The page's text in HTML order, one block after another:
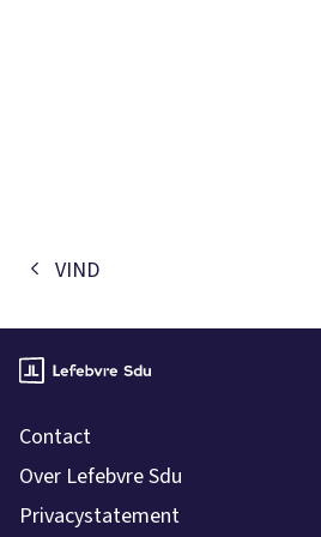
VIND
Contact
Over Lefebvre Sdu
Privacystatement